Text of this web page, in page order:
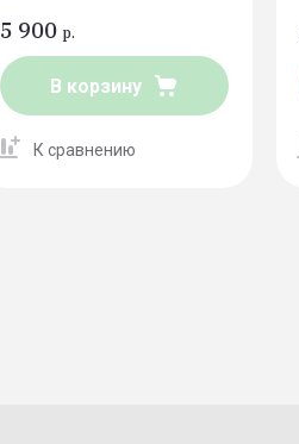
5 900 р.
В корзину
К сравнению